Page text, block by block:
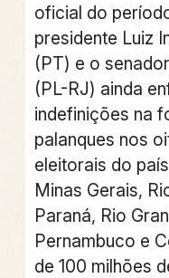
oficial do
presidente Luiz
(PT) e o
(PL-RJ) ainda
indefinições na
palanques nos
eleitorais do
Minas Gerais,
Paraná, Rio
Pernambuco e
de 100 milhões